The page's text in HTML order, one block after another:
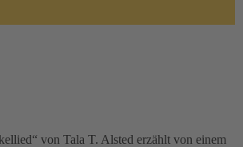
von Tala T. Alsted erzählt von einem